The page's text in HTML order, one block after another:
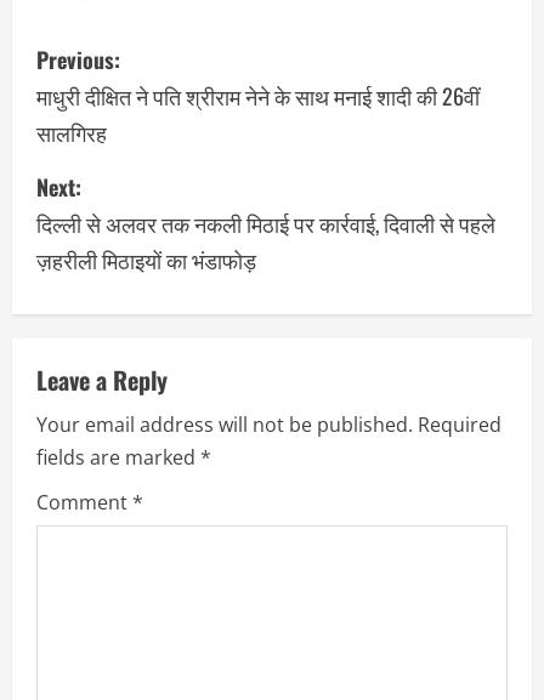
Previous:
माधुरी दीक्षित ने पति श्रीराम नेने के साथ मनाई शादी की 26वीं
सालगिरह
Next:
दिल्ली से अलवर तक नकली मिठाई पर कार्रवाई, दिवाली से पहले
ज़हरीली मिठाइयों का भंडाफोड़
Leave a Reply
Your email address will not be published. Required
fields are marked *
Comment*